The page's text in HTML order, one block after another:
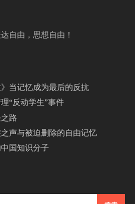
自由，思想自由！
当记忆成为最后的反抗
“反动学生”事件
路
声与被迫删除的自由记忆
国知识分子